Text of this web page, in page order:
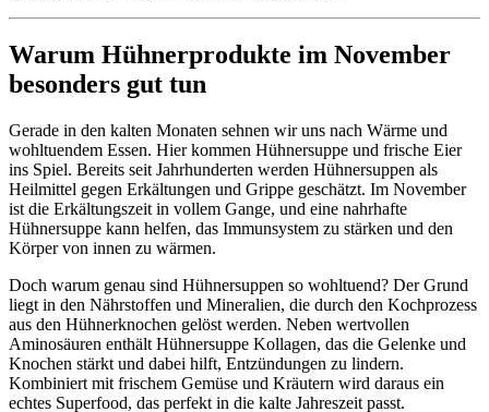
Warum Hühnerprodukte im November
besonders gut tun
Gerade in den kalten Monaten sehnen wir uns nach Wärme und
wohltuendem Essen. Hier kommen Hühnersuppe und frische Eier
ins Spiel. Bereits seit Jahrhunderten werden Hühnersuppen als
Heilmittel gegen Erkältungen und Grippe geschätzt. Im November
ist die Erkältungszeit in vollem Gange, und eine nahrhafte
Hühnersuppe kann helfen, das Immunsystem zu stärken und den
Körper von innen zu wärmen.
Doch warum genau sind Hühnersuppen so wohltuend? Der Grund
liegt in den Nährstoffen und Mineralien, die durch den Kochprozess
aus den Hühnerknochen gelöst werden. Neben wertvollen
Aminosäuren enthält Hühnersuppe Kollagen, das die Gelenke und
Knochen stärkt und dabei hilft, Entzündungen zu lindern.
Kombiniert mit frischem Gemüse und Kräutern wird daraus ein
echtes Superfood, das perfekt in die kalte Jahreszeit passt.